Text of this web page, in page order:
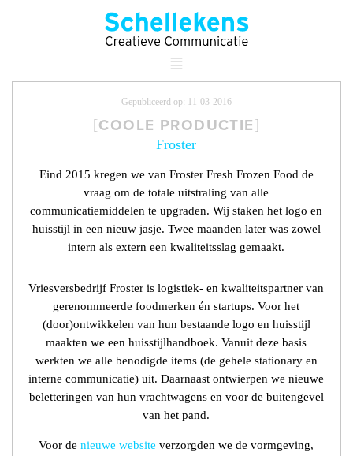
Gepubliceerd op: 11-03-2016
COOLE PRODUCTIE
Froster
Eind 2015 kregen we van Froster Fresh Frozen Food de
vraag om de totale uitstraling van alle
communicatiemiddelen te upgraden. Wij staken het logo en
huisstijl in een nieuw jasje. Twee maanden later was zowel
intern als extern een kwaliteitsslag gemaakt.
Vriesversbedrijf Froster is logistiek- en kwaliteitspartner van
gerenommeerde foodmerken én startups. Voor het
(door)ontwikkelen van hun bestaande logo en huisstijl
maakten we een huisstijlhandboek. Vanuit deze basis
werkten we alle benodigde items (de gehele stationary en
interne communicatie) uit. Daarnaast ontwierpen we nieuwe
beletteringen van hun vrachtwagens en voor de buitengevel
van het pand.
Voor denieuwe website verzorgden we de vormgeving,